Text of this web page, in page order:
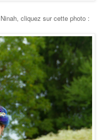
cliquez sur cette photo :